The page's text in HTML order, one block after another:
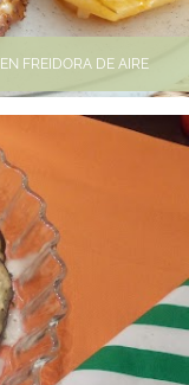
FREIDORA DE AIRE